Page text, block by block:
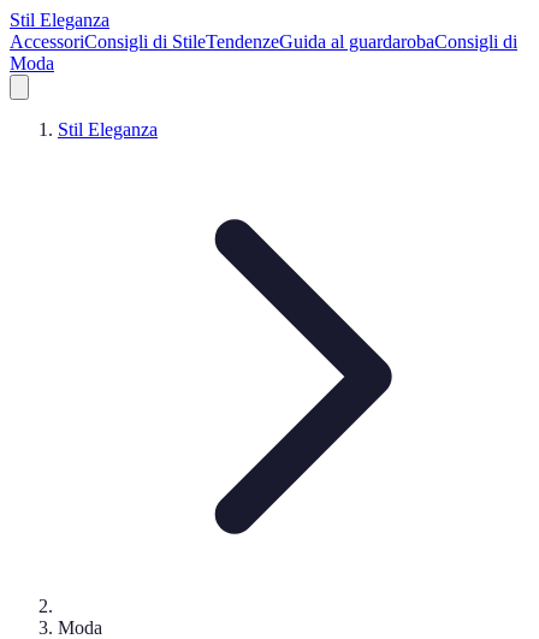
Stil Eleganza
AccessoriConsigli di StileTendenzeGuida al guardarobaConsigli di
Moda
Stil Eleganza
Moda